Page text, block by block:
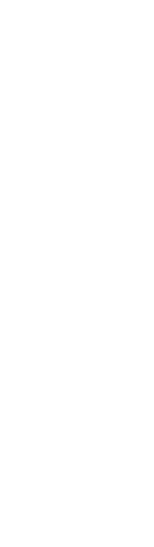
dem Weiterbau